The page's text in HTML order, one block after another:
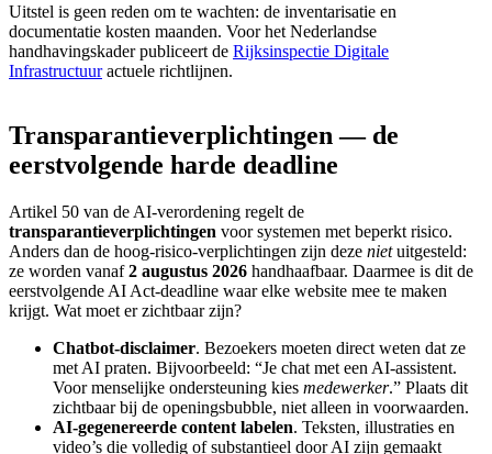
Uitstel is geen reden om te wachten: de inventarisatie en
documentatie kosten maanden. Voor het Nederlandse
handhavingskader publiceert de Rijksinspectie Digitale
Infrastructuuractuele richtlijnen.
Transparantieverplichtingen — de
eerstvolgende harde deadline
Artikel 50 van de AI-verordening regelt de
transparantieverplichtingen voor systemen met beperkt risico.
Anders dan de hoog-risico-verplichtingen zijn deze nietuitgesteld:
ze worden vanaf2 augustus 2026 handhaafbaar. Daarmee is dit de
eerstvolgende AI Act-deadline waar elke website mee te maken
krijgt. Wat moet er zichtbaar zijn?
Chatbot-disclaimer. Bezoekers moeten direct weten dat ze
met AI praten. Bijvoorbeeld: “Je chat met een AI-assistent.
Voor menselijke ondersteuning kies medewerker.” Plaats dit
zichtbaar bij de openingsbubble, niet alleen in voorwaarden.
AI-gegenereerde content labelen. Teksten, illustraties en
video’s die volledig of substantieel door AI zijn gemaakt